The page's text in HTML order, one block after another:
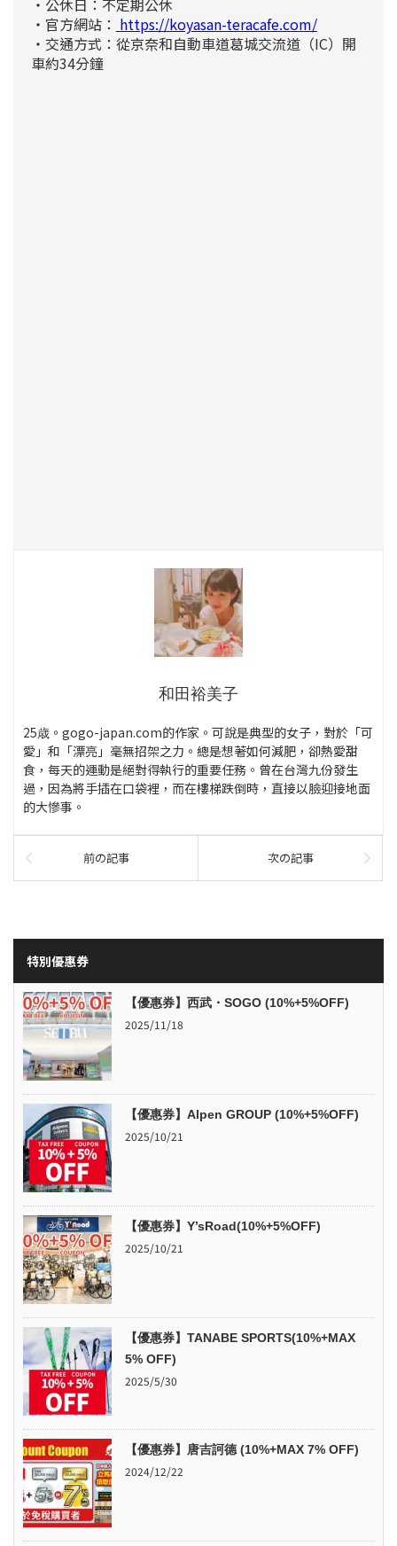
・公休日：不定期公休
・官方網站： https://koyasan-teracafe.com/
・交通方式： 從京奈和自動車道葛城交流道（IC）開
車約34分鐘
和田裕美子
25歳。gogo-japan.com的作家。可說是典型的女子，對於「可
愛」和「漂亮」毫無招架之力。總是想著如何減肥，卻熱愛甜
食，每天的運動是絕對得執行的重要任務。曾在台灣九份發生
過，因為將手插在口袋裡，而在樓梯跌倒時，直接以臉迎接地面
的大慘事。
前の記事 次の記事
特別優惠券
【優惠券】西武・SOGO (10%+5%OFF)
2025/11/18
【優惠券】Alpen GROUP (10%+5%OFF)
2025/10/21
【優惠券】Y’sRoad(10%+5%OFF)
2025/10/21
【優惠券】TANABE SPORTS(10%+MAX
5% OFF)
2025/5/30
【優惠券】唐吉訶德 (10%+MAX 7% OFF)
2024/12/22